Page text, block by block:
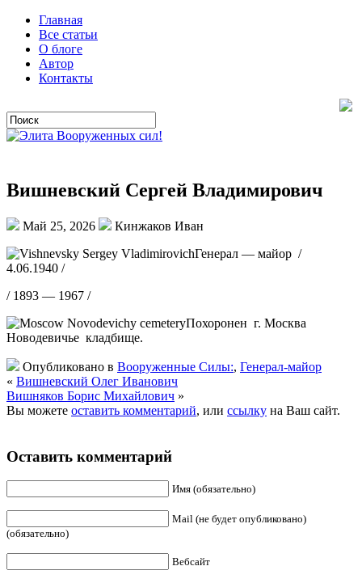
Главная
Все статьи
О блоге
Автор
Контакты
Вишневский Сергей Владимирович
Май 25, 2026
Кинжаков Иван
Генерал — майор /
4.06.1940 /
/ 1893 — 1967 /
Похоронен г. Москва
Новодевичье кладбище.
Опубликовано в Вооруженные Силы:, Генерал-майор
« Вишневский Олег Иванович
Вишняков Борис Михайлович »
Вы можете оставить комментарий, или ссылку на Ваш сайт.
Оставить комментарий
Имя (обязательно)
Mail (не будет опубликовано)
(обязательно)
Вебсайт